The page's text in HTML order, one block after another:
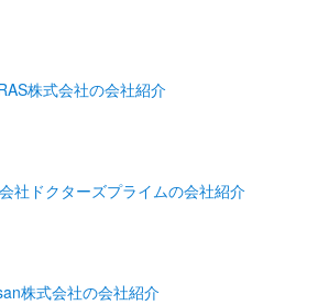
株式会社の会社紹介
社ドクターズプライムの会社紹介
株式会社の会社紹介